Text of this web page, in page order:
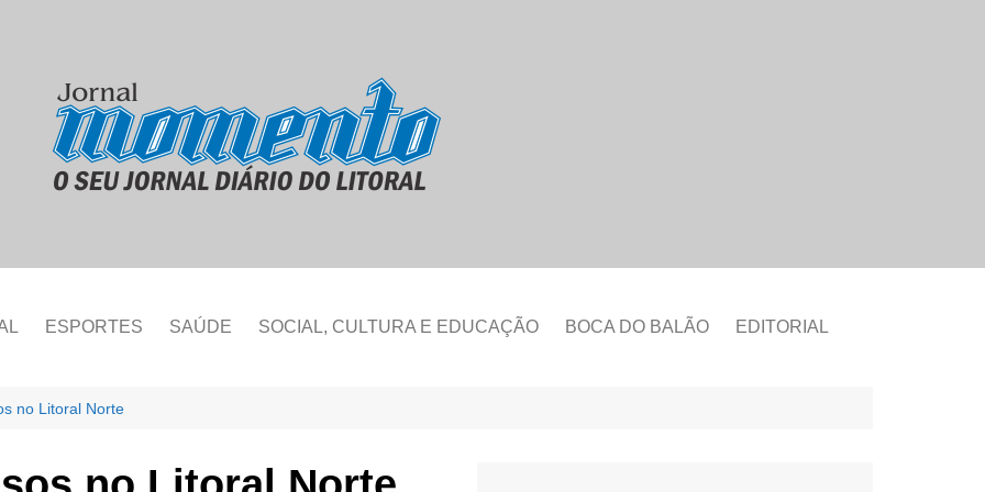
ESPORTES SAÚDE SOCIAL, CULTURA E EDUCAÇÃO BOCA DO BALÃO EDITORIAL
no Litoral Norte